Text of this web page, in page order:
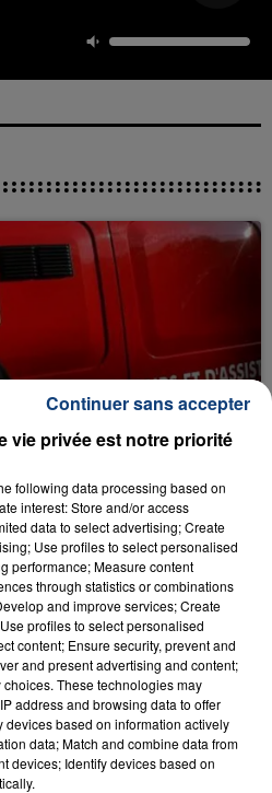
LENS : UNE FEMME ET
VIE ET LA...
par le feu après avoir
et leur bébé de trois mois
DEVANT SE FAIRE
RESSORT DE LA...
contre la clinique qui a
et présenté ses
vie privée est notre priorité
following data processing based on
interest: Store and/or access
data to select advertising; Create
Use profiles to select personalised
performance; Measure content
through statistics or combinations
and improve services; Create
profiles to select personalised
content; Ensure security, prevent and
and present advertising and content;
These technologies may
address and browsing data to offer
based on information actively
data; Match and combine data from
devices; Identify devices based on
Continuer sans accepter